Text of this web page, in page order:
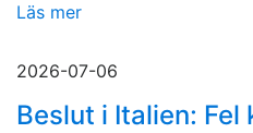
Läs mer
2026-07-06
Beslut i Italien: